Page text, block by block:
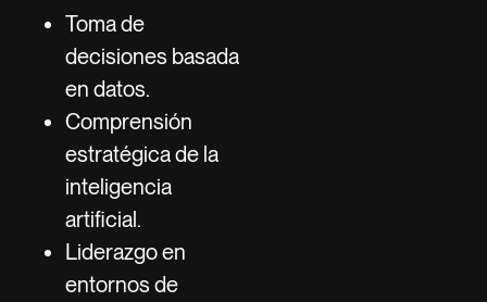
Toma de
decisiones basada
en datos.
Comprensión
estratégica de la
inteligencia
artificial.
Liderazgo en
entornos de